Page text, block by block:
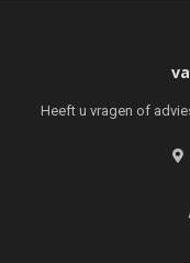
Heeft u vragen of